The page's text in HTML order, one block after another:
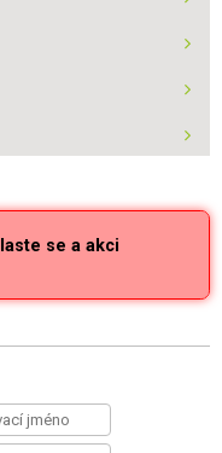
se a akci